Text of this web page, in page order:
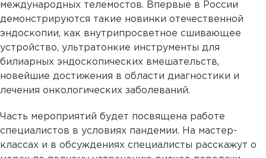
международных телемостов. Впервые в России
демонстрируются такие новинки отечественной
эндоскопии, как внутрипросветное сшивающее
устройство, ультратонкие инструменты для
билиарных эндоскопических вмешательств,
новейшие достижения в области диагностики и
лечения онкологических заболеваний.
Часть мероприятий будет посвящена работе
специалистов в условиях пандемии. На мастер-
классах и в обсуждениях специалисты расскажут о